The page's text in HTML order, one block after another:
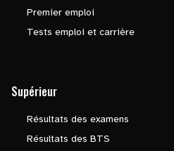
Premier emploi
Tests emploi et carrière
Supérieur
Résultats des examens
Résultats des BTS